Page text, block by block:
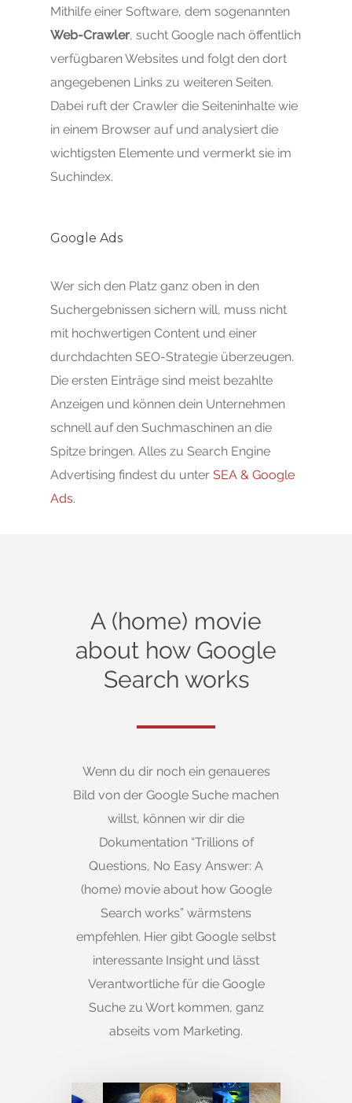
Mithilfe einer Software, dem sogenannten
Web-Crawler, sucht Google nach öffentlich
verfügbaren Websites und folgt den dort
angegebenen Links zu weiteren Seiten.
Dabei ruft der Crawler die Seiteninhalte wie
in einem Browser auf und analysiert die
wichtigsten Elemente und vermerkt sie im
Suchindex.
Google Ads
Wer sich den Platz ganz oben in den
Suchergebnissen sichern will, muss nicht
mit hochwertigen Content und einer
durchdachten SEO-Strategie überzeugen.
Die ersten Einträge sind meist bezahlte
Anzeigen und können dein Unternehmen
schnell auf den Suchmaschinen an die
Spitze bringen. Alles zu Search Engine
Advertising findest du unter SEA & Google
Ads.
A (home) movie
about how Google
Search works
Wenn du dir noch ein genaueres
Bild von der Google Suche machen
willst, können wir dir die
Dokumentation “Trillions of
Questions, No Easy Answer: A
(home) movie about how Google
Search works” wärmstens
empfehlen. Hier gibt Google selbst
interessante Insight und lässt
Verantwortliche für die Google
Suche zu Wort kommen, ganz
abseits vom Marketing.